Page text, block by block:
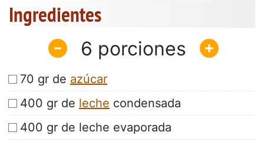
Ingredientes
6
70 gr de azúcar
400 gr de leche condensada
400 gr de leche evaporada